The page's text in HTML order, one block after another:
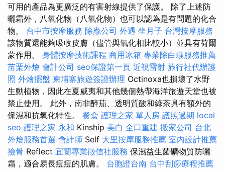
可用的產品為更廣泛的有害射線提供了保護。 除了上述防
曬霜外，八氧化物（八氧化物）也可以認為是有問題的化合
物。 台中市按摩服務 除蟲公司 外遇 坐月子 台灣按摩服務
該物質還能夠吸收皮膚（儘管與氧化相比較小）並具有荷爾
蒙作用。 身體按摩技術課程 商用冰箱 專業除白蟻服務推薦
苗栗外燴 會計公司 seo保證第一頁 近視雷射 旅行社代辦護
照 外燴擺盤 柬埔寨旅遊簽證辦理 Octinoxa也損壞了水野
生動植物，因此在夏威夷和其他幾個熱帶海洋旅遊天堂也被
禁止使用。 此外，南非醉茄、透明質酸和綠茶具有額外的
保濕和抗氧化特性。 餐盒 護理之家 單人房 護照過期 local
seo 護理之家 永和 Kinship 美白 全口重建 搬家公司 台北
外燴服務首選 會計師 Self 大里按摩服務推薦 室內設計推薦
撿骨 Reflect 宜蘭專業徵信社服務 保濕益生菌礦物質防曬
霜，適合易長痘痘的肌膚。 台胞證台南 台中刮痧療程推薦